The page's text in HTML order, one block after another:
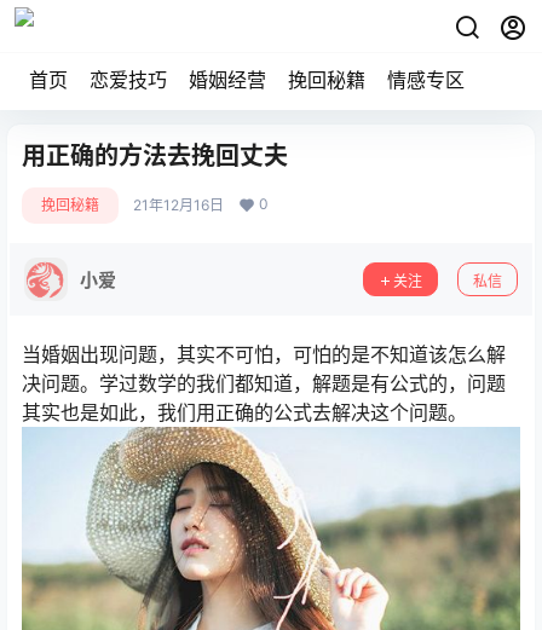
首页 恋爱技巧 婚姻经营 挽回秘籍 情感专区
用正确的方法去挽回丈夫
挽回秘籍 21年12月16日 0
小爱 关注 私信
当婚姻出现问题，其实不可怕，可怕的是不知道该怎么解
决问题。学过数学的我们都知道，解题是有公式的，问题
其实也是如此，我们用正确的公式去解决这个问题。